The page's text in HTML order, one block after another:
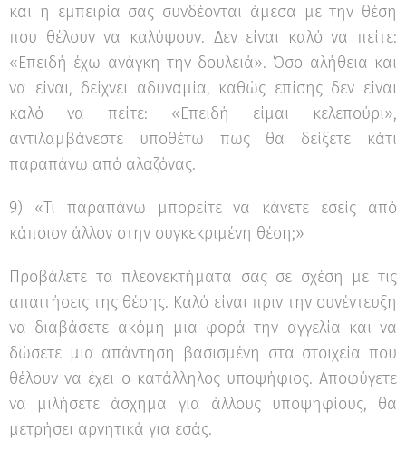
και η εμπειρία σας συνδέονται άμεσα με την θέση
που θέλουν να καλύψουν. Δεν είναι καλό να πείτε:
«Επειδή έχω ανάγκη την δουλειά». Όσο αλήθεια και
να είναι, δείχνει αδυναμία, καθώς επίσης δεν είναι
καλό να πείτε: «Επειδή είμαι κελεπούρι»,
αντιλαμβάνεστε υποθέτω πως θα δείξετε κάτι
παραπάνω από αλαζόνας.
9) «Τι παραπάνω μπορείτε να κάνετε εσείς από
κάποιον άλλον στην συγκεκριμένη θέση;»
Προβάλετε τα πλεονεκτήματα σας σε σχέση με τις
απαιτήσεις της θέσης. Καλό είναι πριν την συνέντευξη
να διαβάσετε ακόμη μια φορά την αγγελία και να
δώσετε μια απάντηση βασισμένη στα στοιχεία που
θέλουν να έχει ο κατάλληλος υποψήφιος. Αποφύγετε
να μιλήσετε άσχημα για άλλους υποψηφίους, θα
μετρήσει αρνητικά για εσάς.